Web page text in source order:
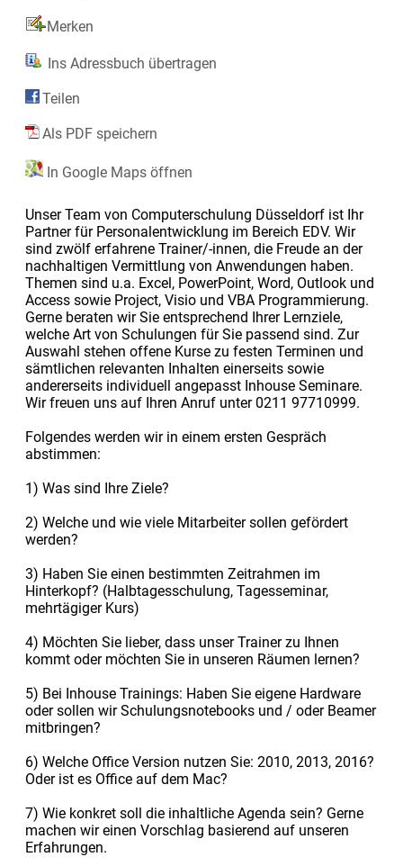
Merken
Ins Adressbuch übertragen
Teilen
Als PDF speichern
In Google Maps öffnen
Unser Team von Computerschulung Düsseldorf ist Ihr
Partner für Personalentwicklung im Bereich EDV. Wir
sind zwölf erfahrene Trainer/-innen, die Freude an der
nachhaltigen Vermittlung von Anwendungen haben.
Themen sind u.a. Excel, PowerPoint, Word, Outlook und
Access sowie Project, Visio und VBA Programmierung.
Gerne beraten wir Sie entsprechend Ihrer Lernziele,
welche Art von Schulungen für Sie passend sind. Zur
Auswahl stehen offene Kurse zu festen Terminen und
sämtlichen relevanten Inhalten einerseits sowie
andererseits individuell angepasst Inhouse Seminare.
Wir freuen uns auf Ihren Anruf unter 0211 97710999.
Folgendes werden wir in einem ersten Gespräch
abstimmen:
1) Was sind Ihre Ziele?
2) Welche und wie viele Mitarbeiter sollen gefördert
werden?
3) Haben Sie einen bestimmten Zeitrahmen im
Hinterkopf? (Halbtagesschulung, Tagesseminar,
mehrtägiger Kurs)
4) Möchten Sie lieber, dass unser Trainer zu Ihnen
kommt oder möchten Sie in unseren Räumen lernen?
5) Bei Inhouse Trainings: Haben Sie eigene Hardware
oder sollen wir Schulungsnotebooks und / oder Beamer
mitbringen?
6) Welche Office Version nutzen Sie: 2010, 2013, 2016?
Oder ist es Office auf dem Mac?
7) Wie konkret soll die inhaltliche Agenda sein? Gerne
machen wir einen Vorschlag basierend auf unseren
Erfahrungen.